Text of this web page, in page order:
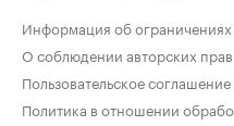
Информация об ограничениях
О соблюдении авторских прав
Пользовательское соглашение
Политика в отношении